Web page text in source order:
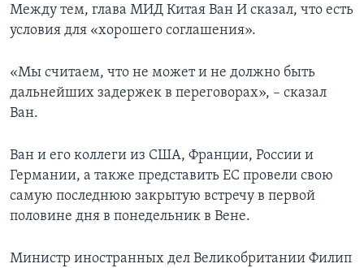
Между тем, глава МИД Китая Ван И сказал, что есть
условия для «хорошего соглашения».
«Мы считаем, что не может и не должно быть
дальнейших задержек в переговорах», – сказал
Ван.
Ван и его коллеги из США, Франции, России и
Германии, а также представить ЕС провели свою
самую последнюю закрытую встречу в первой
половине дня в понедельник в Вене.
Министр иностранных дел Великобритании Филип